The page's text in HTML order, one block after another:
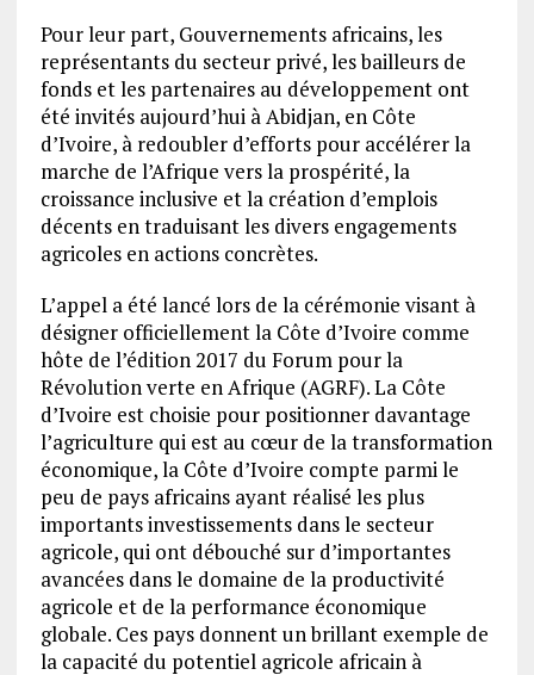
Pour leur part, Gouvernements africains, les
représentants du secteur privé, les bailleurs de
fonds et les partenaires au développement ont
été invités aujourd’hui à Abidjan, en Côte
d’Ivoire, à redoubler d’efforts pour accélérer la
marche de l’Afrique vers la prospérité, la
croissance inclusive et la création d’emplois
décents en traduisant les divers engagements
agricoles en actions concrètes.
L’appel a été lancé lors de la cérémonie visant à
désigner officiellement la Côte d’Ivoire comme
hôte de l’édition 2017 du Forum pour la
Révolution verte en Afrique (AGRF). La Côte
d’Ivoire est choisie pour positionner davantage
l’agriculture qui est au cœur de la transformation
économique, la Côte d’Ivoire compte parmi le
peu de pays africains ayant réalisé les plus
importants investissements dans le secteur
agricole, qui ont débouché sur d’importantes
avancées dans le domaine de la productivité
agricole et de la performance économique
globale. Ces pays donnent un brillant exemple de
la capacité du potentiel agricole africain à